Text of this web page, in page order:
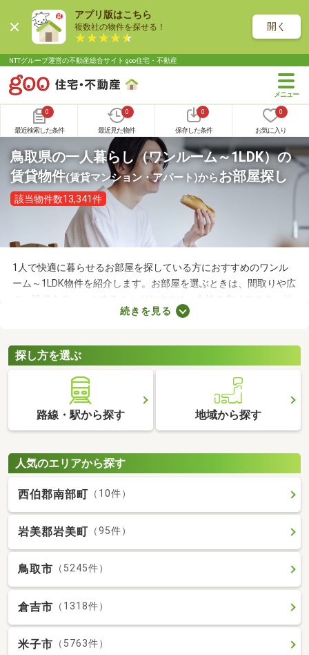
アプリ版はこちら
複数社の物件を探せる！ 開く
NTTグループ運営の不動産総合サイト goo住宅・不動産
0
最近検索した条件
0
最近見た物件
0
保存した条件
0
お気に入り
鳥取県の一人暮らし（ワンルーム～1LDK）の
賃貸物件(賃貸マンション・アパート)からお部屋探し
該当物件数13,341件
1人で快適に暮らせるお部屋を探している方におすすめのワンル
ーム～1LDK物件を紹介します。お部屋を選ぶときは、間取りや広
さ、設備をチェックすることがおすすめ。女性の方はモニター付
きインターホンやオートロックの有無も見ておきましょう。セキ
れば、自分だけのくつろぎの空間を手に入れられますよ。
続きを見る
探し方を選ぶ
路線・駅から探す 地域から探す
人気のエリアから探す
西伯郡南部町 （10件）
岩美郡岩美町 （95件）
鳥取市 （5245件）
倉吉市 （1318件）
米子市 （5763件）